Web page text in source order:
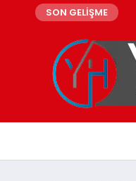
SON GELİŞME